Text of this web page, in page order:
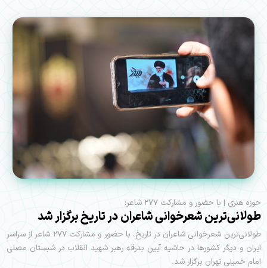
حوزه هنری | با حضور و مشارکت ۲۷۷ شاعر؛
طولانی‌ترین شعرخوانی شاعران در تاریخ برگزار شد
طولانی‌ترین شعرخوانی شاعران در تاریخ، با حضور و مشارکت ۲۷۷ شاعر از سراسر
ایران و دیگر کشورها در حاشیه آیین بدرقه رهبر شهید انقلاب در شبستان مصلی
امام خمینی تهران برگزار شد.